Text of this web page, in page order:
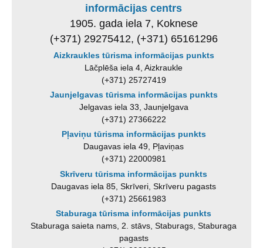
informācijas centrs
1905. gada iela 7, Koknese
(+371) 29275412, (+371) 65161296
Aizkraukles tūrisma informācijas punkts
Lāčplēša iela 4, Aizkraukle
(+371) 25727419
Jaunjelgavas tūrisma informācijas punkts
Jelgavas iela 33, Jaunjelgava
(+371) 27366222
Pļaviņu tūrisma informācijas punkts
Daugavas iela 49, Pļaviņas
(+371) 22000981
Skrīveru tūrisma informācijas punkts
Daugavas iela 85, Skrīveri, Skrīveru pagasts
(+371) 25661983
Staburaga tūrisma informācijas punkts
Staburaga saieta nams, 2. stāvs, Staburags, Staburaga
pagasts